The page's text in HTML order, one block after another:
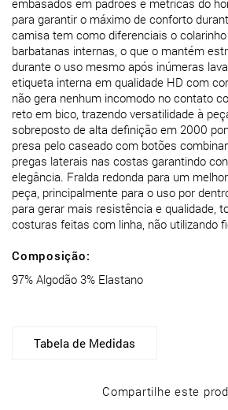
embasados em padrões e métricas do
para garantir o máximo de conforto
camisa tem como diferenciais o
barbatanas internas, o que o mantém
durante o uso mesmo após inúmeras
etiqueta interna em qualidade HD com
não gera nenhum incomodo no contato
reto em bico, trazendo versatilidade à
sobreposto de alta definição em 2000
presa pelo caseado com botões
pregas laterais nas costas garantindo
elegância. Fralda redonda para um
peça, principalmente para o uso por
para gerar mais resistência e qualidade,
Composição:
97% Algodão 3% Elastano
Tabela de Medidas
Compartilhe este